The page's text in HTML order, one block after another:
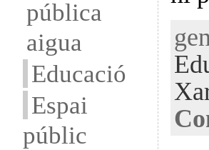
pública
aigua
Educació
Espai
públic